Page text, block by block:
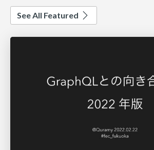
See All Featured